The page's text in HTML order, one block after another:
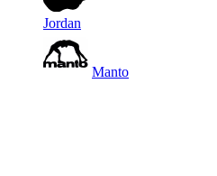
Jordan
Manto